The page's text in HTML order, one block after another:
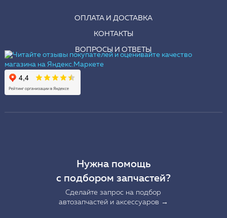
ОПЛАТА И ДОСТАВКА
КОНТАКТЫ
ВОПРОСЫ И ОТВЕТЫ
Нужна помощь
с подбором запчастей?
Сделайте запрос на подбор
автозапчастей и аксессуаров →